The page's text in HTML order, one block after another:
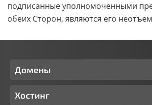
подписанные уполномоченными
обеих Сторон, являются его
Домены
Хостинг